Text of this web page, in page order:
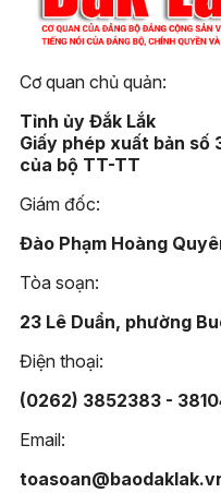
Cơ quan chủ quản:
Tỉnh ủy Đắk Lắk
Giấy phép xuất bản số
của bộ TT-TT
Giám đốc:
Đào Phạm Hoàng
Tòa soạn:
23 Lê Duẩn, phường
Điện thoại:
(0262) 3852383 -
Email: